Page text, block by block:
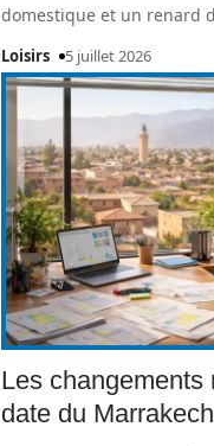
domestique et un renard
Loisirs 5 juillet 2026
Les changements
date du